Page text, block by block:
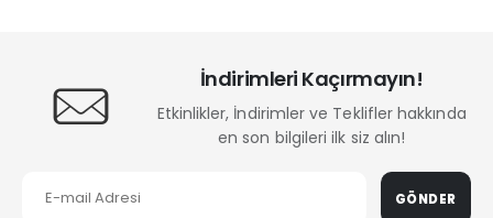
İndirimleri Kaçırmayın!
Etkinlikler, İndirimler ve Teklifler hakkında
en son bilgileri ilk siz alın!
GÖNDER